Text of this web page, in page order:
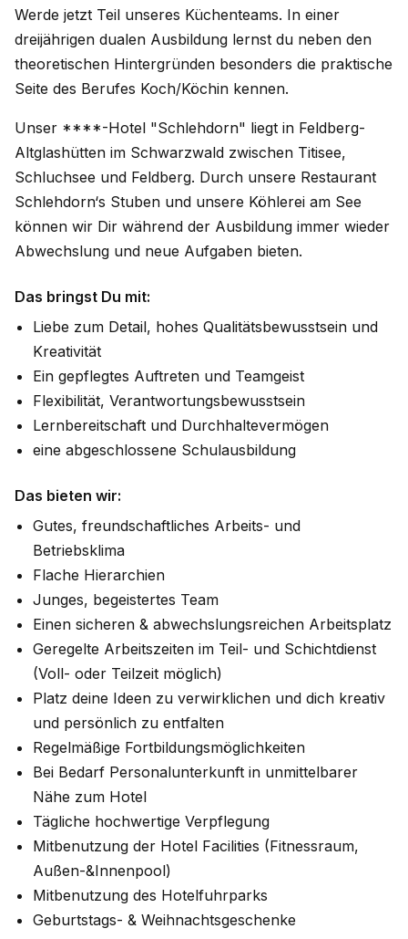
Werde jetzt Teil unseres Küchenteams. In einer
dreijährigen dualen Ausbildung lernst du neben den
theoretischen Hintergründen besonders die praktische
Seite des Berufes Koch/Köchin kennen.
Unser ****-Hotel "Schlehdorn" liegt in Feldberg-
Altglashütten im Schwarzwald zwischen Titisee,
Schluchsee und Feldberg. Durch unsere Restaurant
Schlehdorn‘s Stuben und unsere Köhlerei am See
können wir Dir während der Ausbildung immer wieder
Abwechslung und neue Aufgaben bieten.
Das bringst Du mit:
Liebe zum Detail, hohes Qualitätsbewusstsein und
Kreativität
Ein gepflegtes Auftreten und Teamgeist
Flexibilität, Verantwortungsbewusstsein
Lernbereitschaft und Durchhaltevermögen
eine abgeschlossene Schulausbildung
Das bieten wir:
Gutes, freundschaftliches Arbeits- und
Betriebsklima
Flache Hierarchien
Junges, begeistertes Team
Einen sicheren & abwechslungsreichen Arbeitsplatz
Geregelte Arbeitszeiten im Teil- und Schichtdienst
(Voll- oder Teilzeit möglich)
Platz deine Ideen zu verwirklichen und dich kreativ
und persönlich zu entfalten
Regelmäßige Fortbildungsmöglichkeiten
Bei Bedarf Personalunterkunft in unmittelbarer
Nähe zum Hotel
Tägliche hochwertige Verpflegung
Mitbenutzung der Hotel Facilities (Fitnessraum,
Außen-&Innenpool)
Mitbenutzung des Hotelfuhrparks
Geburtstags- & Weihnachtsgeschenke